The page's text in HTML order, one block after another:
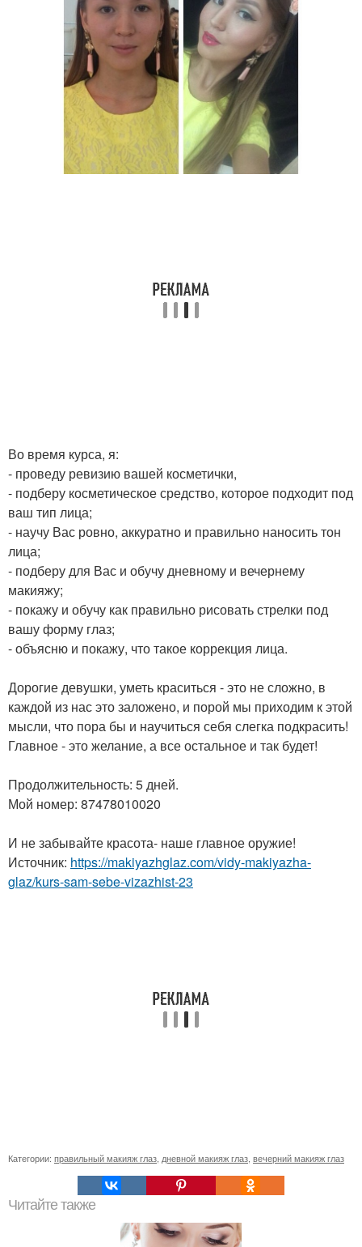
Во время курса, я:
- проведу ревизию вашей косметички,
- подберу косметическое средство, которое подходит под
ваш тип лица;
- научу Вас ровно, аккуратно и правильно наносить тон
лица;
- подберу для Вас и обучу дневному и вечернему
макияжу;
- покажу и обучу как правильно рисовать стрелки под
вашу форму глаз;
- объясню и покажу, что такое коррекция лица.
Дорогие девушки, уметь краситься - это не сложно, в
каждой из нас это заложено, и порой мы приходим к этой
мысли, что пора бы и научиться себя слегка подкрасить!
Главное - это желание, а все остальное и так будет!
Продолжительность: 5 дней.
Мой номер: 87478010020
И не забывайте красота- наше главное оружие!
Источник: https://makiyazhglaz.com/vidy-makiyazha-
glaz/kurs-sam-sebe-vizazhist-23
Категории: правильный макияж глаз дневной макияж глаз вечерний макияж глаз
Читайте также